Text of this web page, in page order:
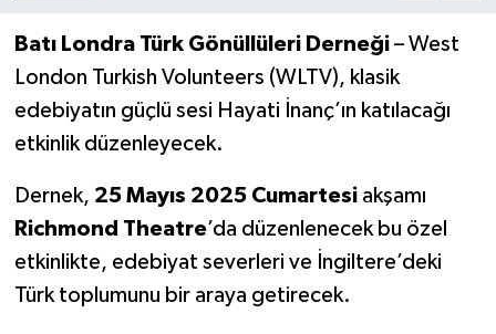
Batı Londra Türk Gönüllüleri Derneği – West
London Turkish Volunteers (WLTV), klasik
edebiyatın güçlü sesi Hayati İnanç’ın katılacağı
etkinlik düzenleyecek.
Dernek, 25 Mayıs 2025 Cumartesi akşamı
Richmond Theatre’da düzenlenecek bu özel
etkinlikte, edebiyat severleri ve İngiltere’deki
Türk toplumunu bir araya getirecek.